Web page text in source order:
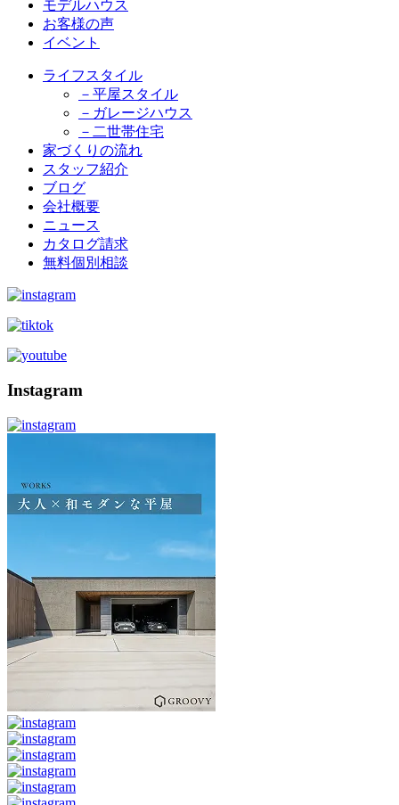
モデルハウス
お客様の声
イベント
ライフスタイル
－平屋スタイル
－ガレージハウス
－二世帯住宅
家づくりの流れ
スタッフ紹介
ブログ
会社概要
ニュース
カタログ請求
無料個別相談
Instagram